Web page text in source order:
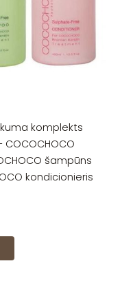
komplekts
COCOCHOCO
šampūns
kondicionieris